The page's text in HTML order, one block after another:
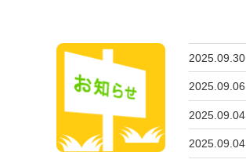
2025.09.30
2025.09.06
2025.09.04
2025.09.04